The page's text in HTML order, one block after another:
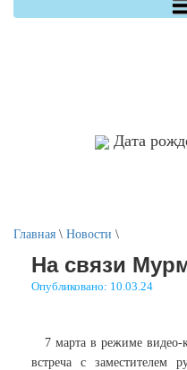
Дата
Главная \ Новости \
На связи
Опубликовано: 10.03.24
7 марта в режиме видео-
встреча с заместителем